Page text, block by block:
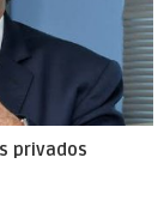
privados